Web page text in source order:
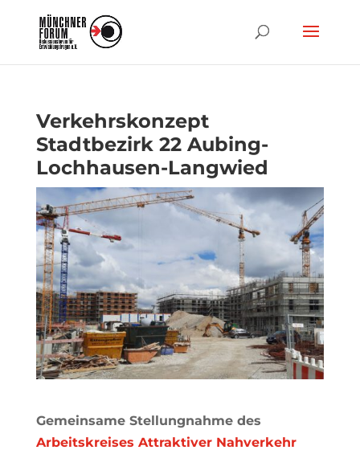
Verkehrskonzept
Stadtbezirk 22 Aubing-
Lochhausen-Langwied
Gemeinsame Stellungnahme des
Arbeitskreises Attraktiver Nahverkehr